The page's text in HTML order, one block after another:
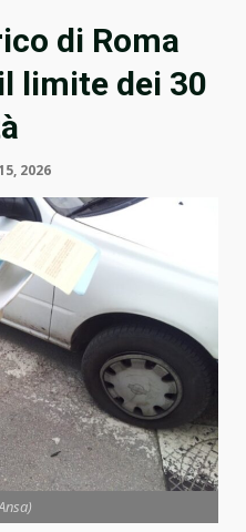
di Roma
limite dei 30
2026